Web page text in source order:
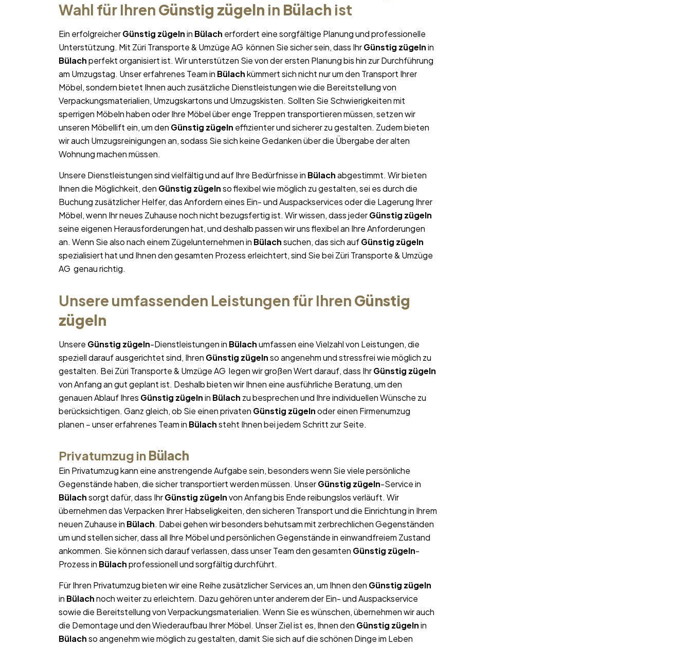
Wahl für Ihren Günstig zügeln in Bülach ist
Ein erfolgreicherGünstig zügelnin Bülach erfordert eine sorgfältige Planung und professionelle
Unterstützung. Mit Züri Transporte & Umzüge AG können Sie sicher sein, dass IhrGünstig zügelnin
Bülachperfekt organisiert ist. Wir unterstützen Sie von der ersten Planung bis hin zur Durchführung
am Umzugstag. Unser erfahrenes Team in Bülachkümmert sich nicht nur um den Transport Ihrer
Möbel, sondern bietet Ihnen auch zusätzliche Dienstleistungen wie die Bereitstellung von
Verpackungsmaterialien, Umzugskartons und Umzugskisten. Sollten Sie Schwierigkeiten mit
sperrigen Möbeln haben oder Ihre Möbel über enge Treppen transportieren müssen, setzen wir
unseren Möbellift ein, um den Günstig zügeln effizienter und sicherer zu gestalten. Zudem bieten
wir auch Umzugsreinigungen an, sodass Sie sich keine Gedanken über die Übergabe der alten
Wohnung machen müssen.
Unsere Dienstleistungen sind vielfältig und auf Ihre Bedürfnisse in Bülachabgestimmt. Wir bieten
Ihnen die Möglichkeit, den Günstig zügelnso flexibel wie möglich zu gestalten, sei es durch die
Buchung zusätzlicher Helfer, das Anfordern eines Ein- und Auspackservices oder die Lagerung Ihrer
Möbel, wenn Ihr neues Zuhause noch nicht bezugsfertig ist. Wir wissen, dass jederGünstig zügeln
seine eigenen Herausforderungen hat, und deshalb passen wir uns flexibel an Ihre Anforderungen
an. Wenn Sie also nach einem Zügelunternehmen in Bülachsuchen, das sich aufGünstig zügeln
spezialisiert hat und Ihnen den gesamten Prozess erleichtert, sind Sie bei Züri Transporte & Umzüge
AG genau richtig.
Unsere umfassenden Leistungen für Ihren Günstig
zügeln
Unsere Günstig zügeln-Dienstleistungen in Bülachumfassen eine Vielzahl von Leistungen, die
speziell darauf ausgerichtet sind, Ihren Günstig zügelnso angenehm und stressfrei wie möglich zu
gestalten. Bei Züri Transporte & Umzüge AG legen wir großen Wert darauf, dass IhrGünstig zügeln
von Anfang an gut geplant ist. Deshalb bieten wir Ihnen eine ausführliche Beratung, um den
genauen Ablauf Ihres Günstig zügelnin Bülach zu besprechen und Ihre individuellen Wünsche zu
berücksichtigen. Ganz gleich, ob Sie einen privaten Günstig zügelnoder einen Firmenumzug
planen – unser erfahrenes Team in Bülachsteht Ihnen bei jedem Schritt zur Seite.
Privatumzug in Bülach
Ein Privatumzug kann eine anstrengende Aufgabe sein, besonders wenn Sie viele persönliche
Gegenstände haben, die sicher transportiert werden müssen. UnserGünstig zügeln-Service in
Bülachsorgt dafür, dass IhrGünstig zügelnvon Anfang bis Ende reibungslos verläuft. Wir
übernehmen das Verpacken Ihrer Habseligkeiten, den sicheren Transport und die Einrichtung in Ihrem
neuen Zuhause in Bülach. Dabei gehen wir besonders behutsam mit zerbrechlichen Gegenständen
um und stellen sicher, dass all Ihre Möbel und persönlichen Gegenstände in einwandfreiem Zustand
ankommen. Sie können sich darauf verlassen, dass unser Team den gesamten Günstig zügeln-
Prozess in Bülachprofessionell und sorgfältig durchführt.
Für Ihren Privatumzug bieten wir eine Reihe zusätzlicher Services an, um Ihnen den Günstig zügeln
in Bülachnoch weiter zu erleichtern. Dazu gehören unter anderem der Ein- und Auspackservice
sowie die Bereitstellung von Verpackungsmaterialien. Wenn Sie es wünschen, übernehmen wir auch
die Demontage und den Wiederaufbau Ihrer Möbel. Unser Ziel ist es, Ihnen den Günstig zügelnin
Bülachso angenehm wie möglich zu gestalten, damit Sie sich auf die schönen Dinge im Leben